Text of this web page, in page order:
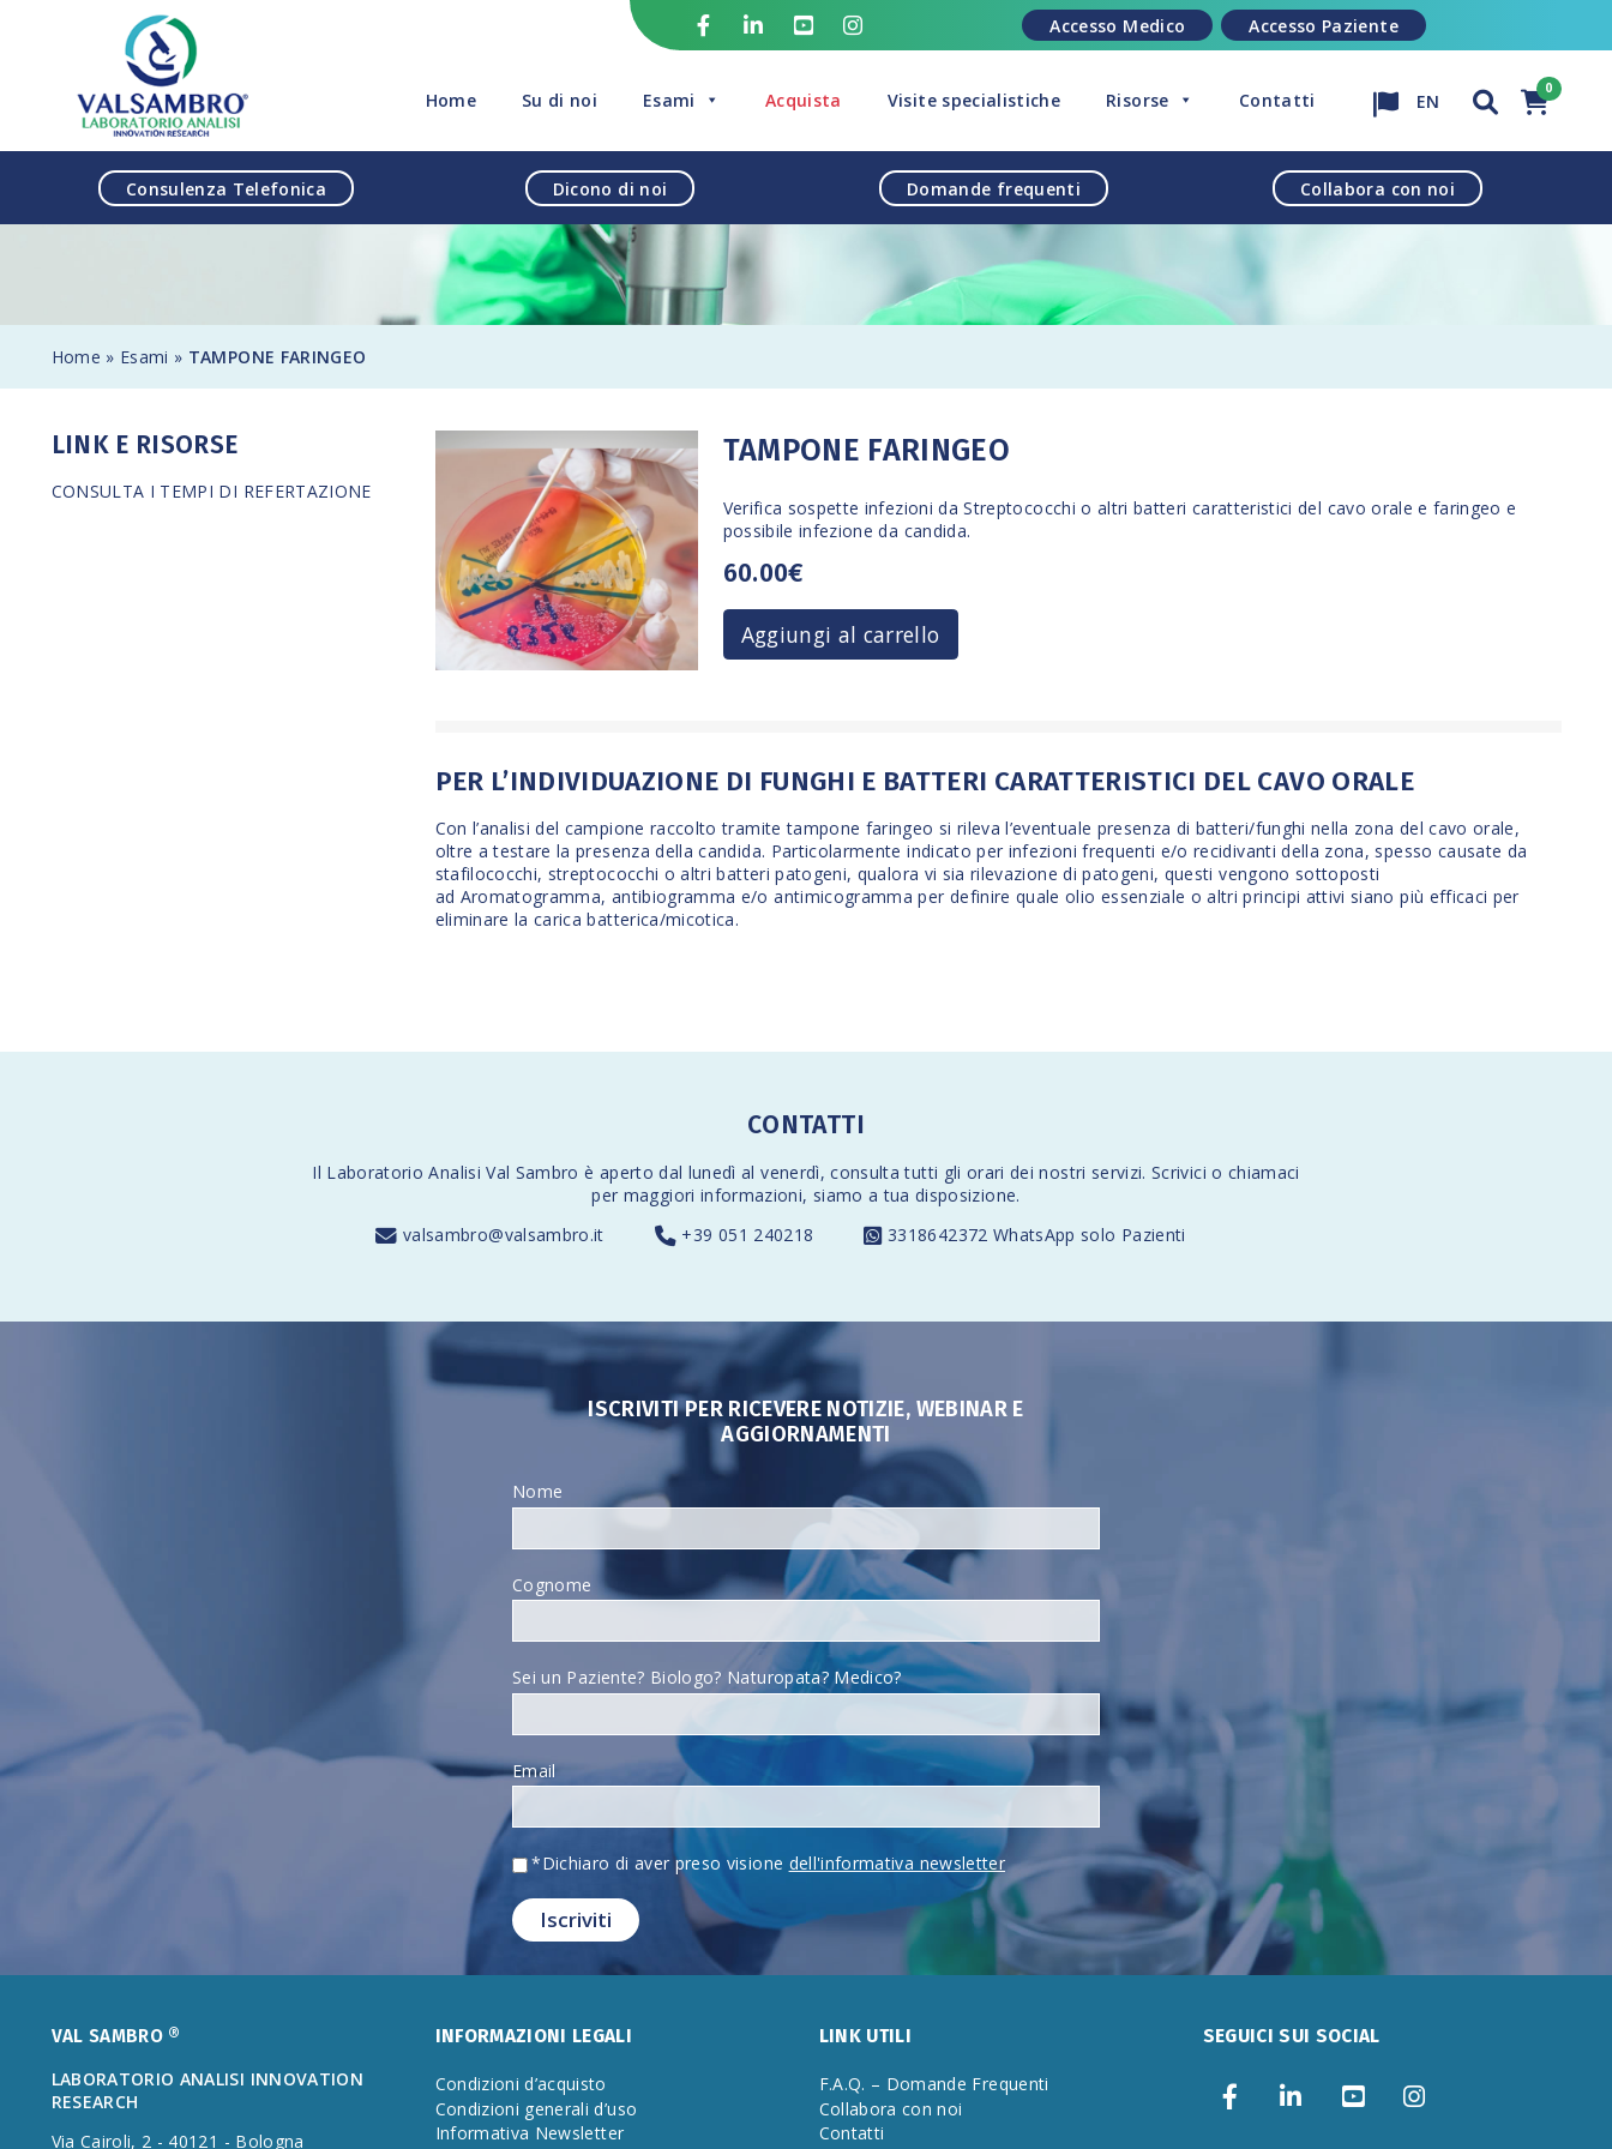
Accesso Medico Accesso Paziente
Home Su di noi Esami Acquista Visite specialistiche Risorse Contatti EN
Consulenza Telefonica Dicono di noi Domande frequenti Collabora con noi
Home » Esami » TAMPONE FARINGEO
TAMPONE FARINGEO
Verifica sospette infezioni da Streptococchi o altri batteri caratteristici del cavo orale e faringeo e
possibile infezione da candida.
60.00€
Aggiungi al carrello
PER L’INDIVIDUAZIONE DI FUNGHI E BATTERI CARATTERISTICI DEL CAVO ORALE
Con l’analisi del campione raccolto tramite tampone faringeo si rileva l’eventuale presenza di batteri/funghi nella zona del cavo orale,
oltre a testare la presenza della candida. Particolarmente indicato per infezioni frequenti e/o recidivanti della zona, spesso causate da
stafilococchi, streptococchi o altri batteri patogeni, qualora vi sia rilevazione di patogeni, questi vengono sottoposti
ad Aromatogramma, antibiogramma e/oantimicogrammaper definire quale olio essenziale o altri principi attivi siano più efficaci per
eliminare la carica batterica/micotica.
LINK E RISORSE
CONSULTA I TEMPI DI REFERTAZIONE
CONTATTI
Il Laboratorio Analisi Val Sambro è aperto dal lunedì al venerdì,consulta tutti gli orari dei nostri servizi. Scrivici o chiamaci
per maggiori informazioni, siamo a tua disposizione.
valsambro@valsambro.it
+39 051 240218 3318642372 WhatsApp solo Pazienti
ISCRIVITI PER RICEVERE NOTIZIE, WEBINAR E
AGGIORNAMENTI
Nome
Cognome
Sei un Paziente? Biologo? Naturopata? Medico?
Email
*Dichiaro di aver preso visione dell'informativa newsletter
VAL SAMBRO ®
LABORATORIO ANALISI INNOVATION
RESEARCH
Via Cairoli, 2 - 40121 - Bologna
INFORMAZIONI LEGALI
Condizioni d’acquisto
Condizioni generali d’uso
Informativa Newsletter
LINK UTILI
F.A.Q. – Domande Frequenti
Collabora con noi
Contatti
SEGUICI SUI SOCIAL